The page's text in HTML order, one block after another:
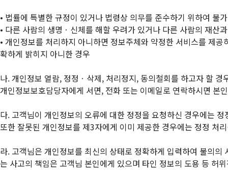
• 법률에 특별한 규정이 있거나 법령상 의무를 준수하기 위하여 불
• 다른 사람의 생명ㆍ신체를 해할 우려가 있거나 다른 사람의 재산
• 개인정보를 처리하지 아니하면 정보주체와 약정한 서비스를 제
확하게 밝히지 아니한 경우
나. 개인정보 열람, 정정ㆍ삭제, 처리정지, 동의철회를 하고자 할
개인정보보호담당자에게 서면, 전화 또는 이메일로 연락하시면 본
다. 고객님이 개인정보의 오류에 대한 정정을 요청하신 경우에는
또한 잘못된 개인정보를 제3자에게 이미 제공한 경우에는 정정 처
라. 고객님은 개인정보를 최신의 상태로 정확하게 입력하여 불의
는 사고의 책임은 고객님 본인에게 있으며 타인 정보의 도용 등 허